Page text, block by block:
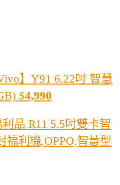
】Y91 6.22吋 智慧
$4,990
品 R11 5.5吋雙卡智
福利機,OPPO,智慧型